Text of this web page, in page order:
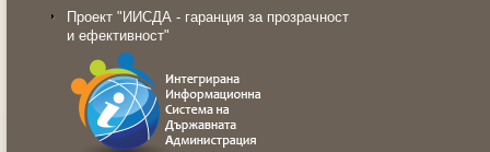
Проект "ИИСДА - гаранция за прозрачност
и ефективност"